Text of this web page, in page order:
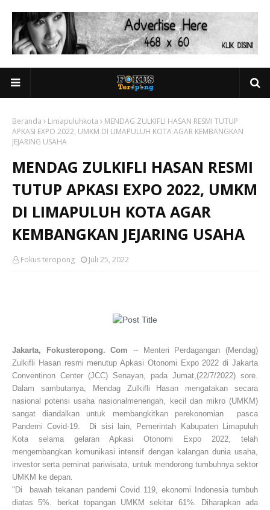
Beranda Limapuluhkota
MENDAG ZULKIFLI HASAN RESMI TUTUP
APKASI EXPO 2022, UMKM DI LIMAPULUH KOTA AGAR KEMBANGKAN
JEJARING USAHA
MENDAG ZULKIFLI HASAN RESMI
TUTUP APKASI EXPO 2022, UMKM
DI LIMAPULUH KOTA AGAR
KEMBANGKAN JEJARING USAHA
Fokus teropong Juli 25, 2022
Jakarta, Fokusteropong. Com -- Menteri Perdagangan (Mendag)
Zulkifli Hasan resmi menutup Apkasi Otonomi Expo 2022 di Jakarta
Conventinon Center (JCC) Senayan, pada Jumat,(22/7/2022) sore.
Dalam sambutanya, Mendag Zulkifli Hasan mengatakan secara
nasional potensi usaha nasionalmenengah, kecil dan mikro (UMKM)
sangat diandalkan untuk membangkitkan perekonomian pasca
Pandemi Covid-19. Di sisi lain, Pemerintah Kabupaten Limapuluh
Kota selama gelaran Apkasi Otonomi Expo 2022, telah
mengembangkan komunikasi intensif dengan kalangan dunia usaha,
investor serta peminat pariwisata, untuk mendorong tumbuhnya sektor
UMKM ke depan.
"Di bawah tekanan pandemi Covid 119, ekonomi Indonesia tumbuh
diatas 5%. berkat topangan UMKM sekitar 61%. Diharapkan ada